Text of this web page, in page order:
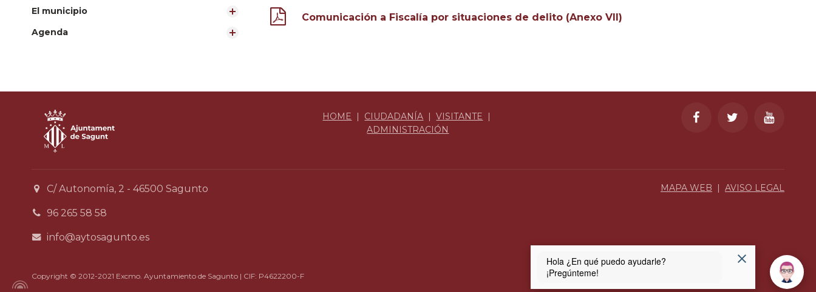
El municipio
Agenda
Comunicación a Fiscalía por situaciones de delito (Anexo VII)
HOME | CIUDADANÍA |VISITANTE |
ADMINISTRACIÓN
C/ Autonomía, 2 - 46500 Sagunto
96 265 58 58
info@aytosagunto.es
MAPA WEB | AVISO LEGAL
Copyright © 2012-2021 Excmo. Ayuntamiento de Sagunto | CIF: P4622200-F